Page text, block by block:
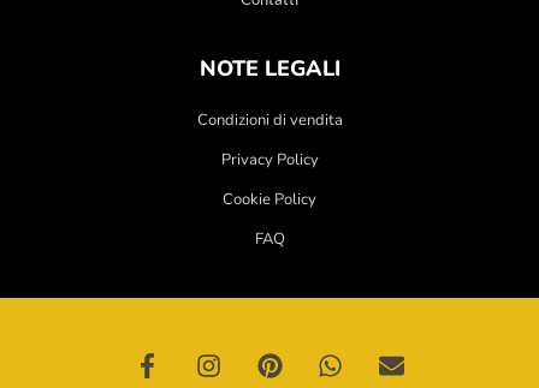
NOTE LEGALI
Condizioni di vendita
Privacy Policy
Cookie Policy
FAQ